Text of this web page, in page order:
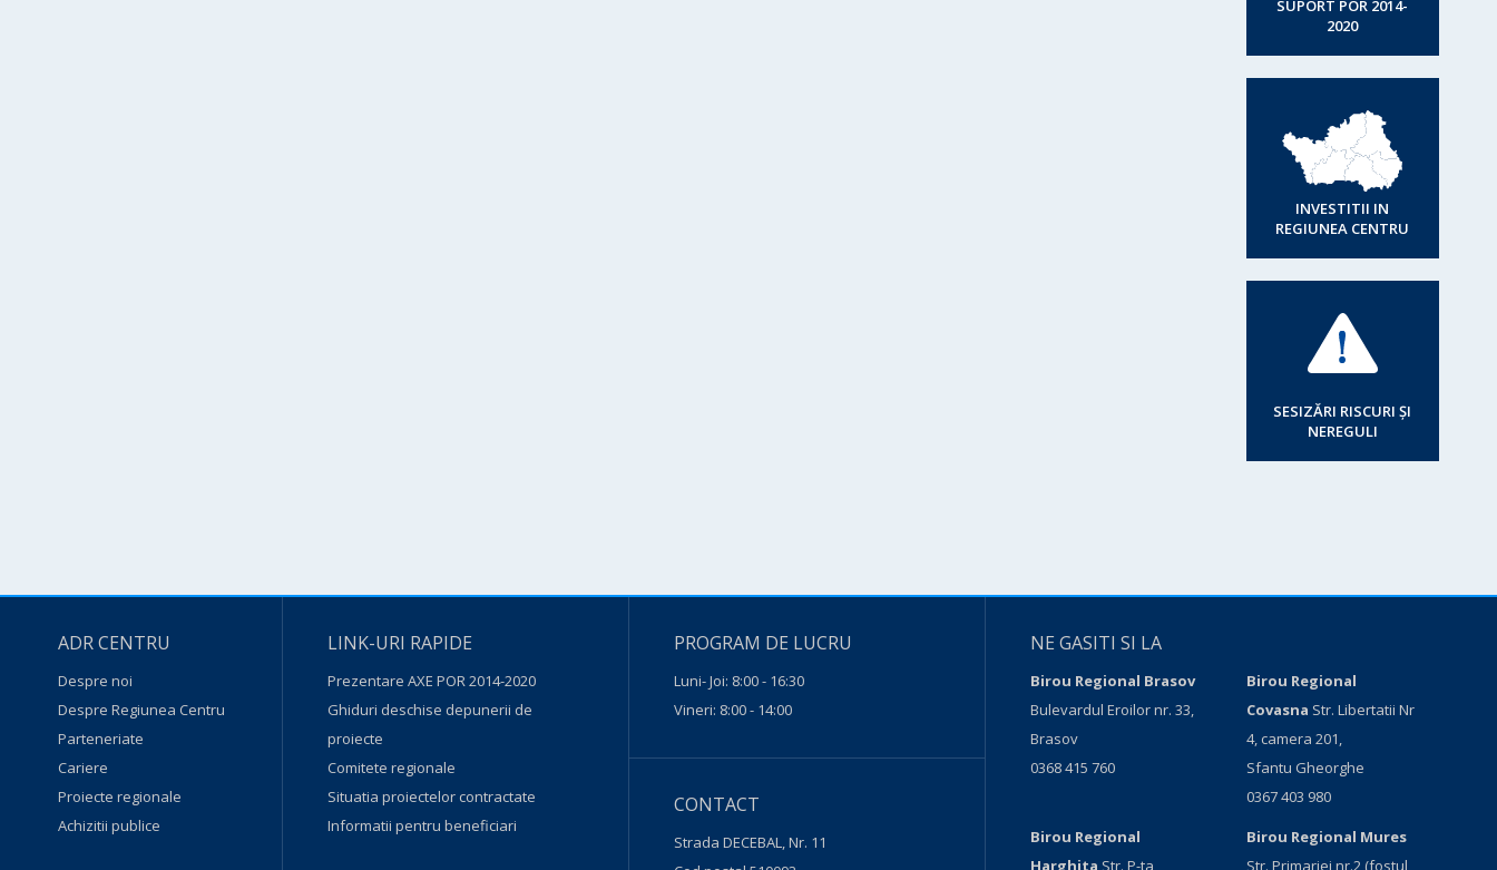
SUPORT POR 2014-
2020
INVESTITII IN
REGIUNEA CENTRU
SESIZĂRI RISCURI ȘI
NEREGULI
ADR CENTRU
Despre noi
Despre Regiunea Centru
Parteneriate
Cariere
Proiecte regionale
Achizitii publice
LINK-URI RAPIDE
Prezentare AXE POR 2014-2020
Ghiduri deschise depunerii de
proiecte
Comitete regionale
Situatia proiectelor contractate
Informatii pentru beneficiari
PROGRAM DE LUCRU
Luni- Joi: 8:00 - 16:30
Vineri: 8:00 - 14:00
CONTACT
Strada DECEBAL, Nr. 11
NE GASITI SI LA
Birou Regional Brasov
Bulevardul Eroilor nr. 33,
Brasov
0368 415 760
Birou Regional
Covasna Str. Libertatii Nr
4, camera 201,
Sfantu Gheorghe
0367 403 980
Birou Regional
Harghita Str. P-ta
Birou Regional Mures
Str. Primariei nr.2 (fostul